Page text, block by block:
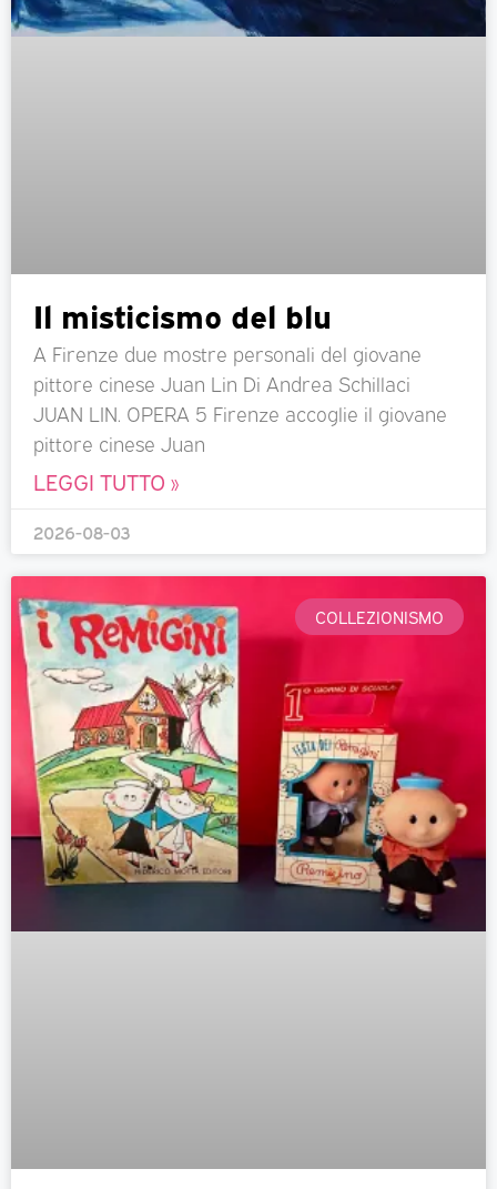
Il misticismo del blu
A Firenze due mostre personali del giovane
pittore cinese Juan Lin Di Andrea Schillaci
JUAN LIN. OPERA 5 Firenze accoglie il giovane
pittore cinese Juan
LEGGI TUTTO »
2026-08-03
COLLEZIONISMO